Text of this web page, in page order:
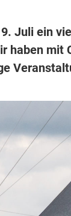
Juli ein
haben mit